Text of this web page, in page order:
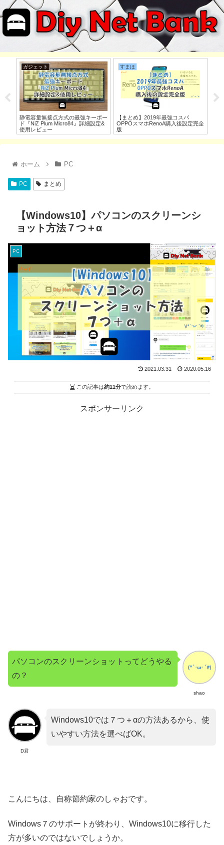
車
【コスパNo.1】ホンダシャトル 車
の選び方&おすすめ試乗ポイント・
追記レビュー
PC
モニターはウルトラワイドと4ｋ、
34・38・43インチどれにする？比
較・決め方&おすすめを紹介
ホーム PC
PC まとめ
【Windows10】パソコンのスクリーンシ
ョット方法７つ＋α
PC
2021.03.31 2020.05.16
この記事は約11分で読めます。
スポンサーリンク
shao
パソコンのスクリーンショットってどうやる
の？
D君
Windows10では７つ＋αの方法あるから、使
いやすい方法を選べばOK。
こんにちは、自称節約家のしゃおです。
Windows７のサポートが終わり、Windows10に移行した
方が多いのではないでしょうか。